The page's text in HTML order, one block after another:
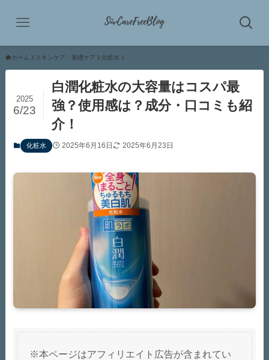
ホーム スキンケア・基礎ケア 化粧水
白潤化粧水の大容量はコスパ最
強？使用感は？成分・口コミも紹
介！
2025
6/23
化粧水 2025年6月16日 2025年6月23日
※本ページはアフィリエイト広告が含まれてい